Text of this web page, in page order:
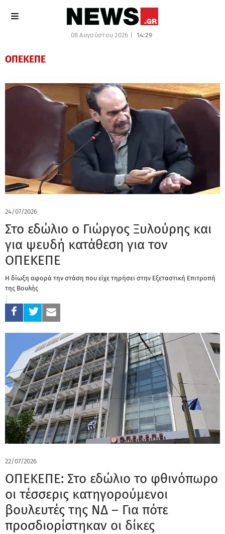
08 Αυγούστου 2026 | 14:29
ΟΠΕΚΕΠΕ
24/07/2026
Στο εδώλιο ο Γιώργος Ξυλούρης και
για ψευδή κατάθεση για τον
ΟΠΕΚΕΠΕ
Η δίωξη αφορά την στάση που είχε τηρήσει στην Εξεταστική Επιτροπή
της Βουλής
22/07/2026
ΟΠΕΚΕΠΕ: Στο εδώλιο το φθινόπωρο
οι τέσσερις κατηγορούμενοι
βουλευτές της ΝΔ – Για πότε
προσδιορίστηκαν οι δίκες